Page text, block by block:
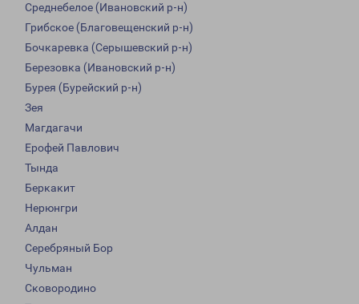
Среднебелое (Ивановский р-н)
Грибское (Благовещенский р-н)
Бочкаревка (Серышевский р-н)
Березовка (Ивановский р-н)
Бурея (Бурейский р-н)
Зея
Магдагачи
Ерофей Павлович
Тында
Беркакит
Нерюнгри
Алдан
Серебряный Бор
Чульман
Сковородино